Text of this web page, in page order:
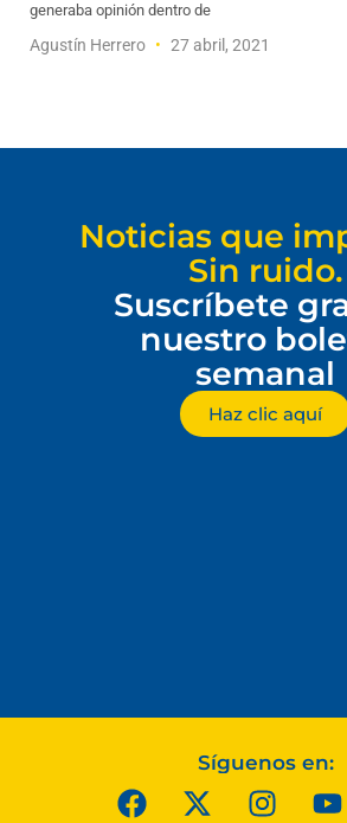
generaba opinión dentro de
Agustín Herrero 27 abril, 2021
Noticias que
Sin ruido.
Suscríbete
nuestro
semanal
Haz clic aquí
Síguenos en: